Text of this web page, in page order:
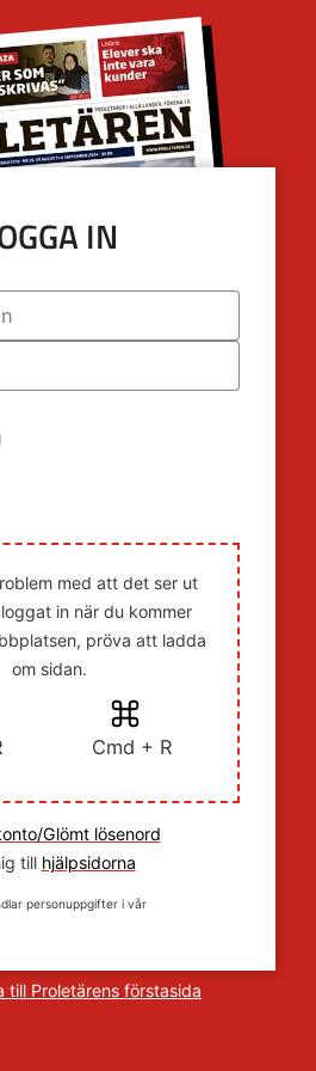
IN
med att det ser ut
in när du kommer
pröva att ladda
om sidan.
Cmd + R
Glömt lösenord
till hjälpsidorna
personuppgifter i vår
till Proletärens förstasida